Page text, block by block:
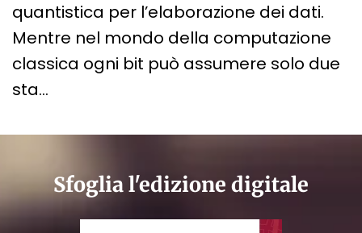
quantistica per l’elaborazione dei dati.
Mentre nel mondo della computazione
classica ogni bit può assumere solo due
sta…
Sfoglia l'edizione digitale